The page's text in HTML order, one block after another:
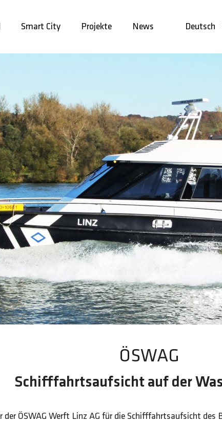
Smart City Projekte News Deutsch
ÖSWAG
Schifffahrtsaufsicht auf der
ÖSWAG Werft Linz AG für die Schifffahrtsaufsicht des